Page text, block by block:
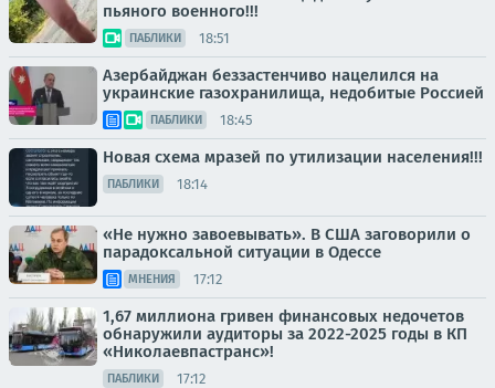
пьяного военного!!!
ПАБЛИКИ 18:51
Азербайджан беззастенчиво нацелился на
украинские газохранилища, недобитые Россией
ПАБЛИКИ 18:45
Новая схема мразей по утилизации населения!!!
ПАБЛИКИ 18:14
«Не нужно завоевывать». В США заговорили о
парадоксальной ситуации в Одессе
МНЕНИЯ 17:12
1,67 миллиона гривен финансовых недочетов
обнаружили аудиторы за 2022-2025 годы в КП
«Николаевпастранс»!
ПАБЛИКИ 17:12